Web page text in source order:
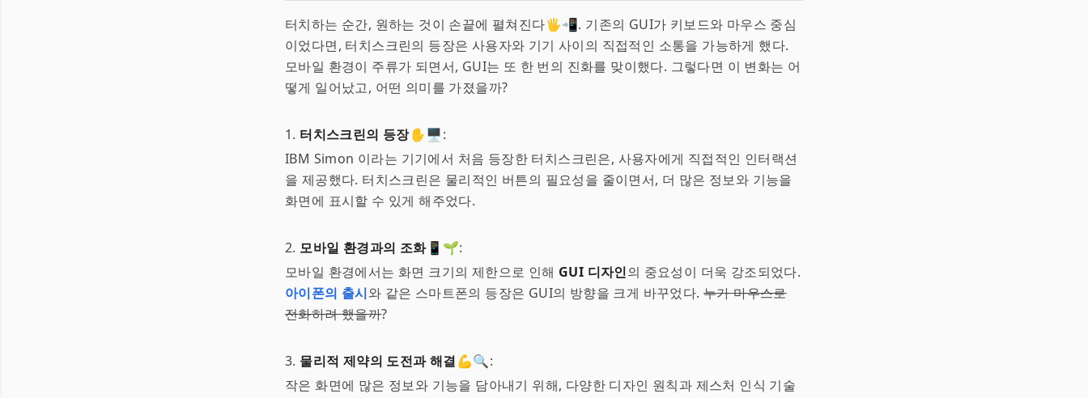
터치하는 순간, 원하는 것이 손끝에 펼쳐진다🖐️📲. 기존의 GUI가 키보드와 마우스 중심
이었다면, 터치스크린의 등장은 사용자와 기기 사이의 직접적인 소통을 가능하게 했다.
모바일 환경이 주류가 되면서, GUI는 또 한 번의 진화를 맞이했다. 그렇다면 이 변화는 어
떻게 일어났고, 어떤 의미를 가졌을까?
1. 터치스크린의 등장✋🖥️:
IBM Simon 이라는 기기에서 처음 등장한 터치스크린은, 사용자에게 직접적인 인터랙션
을 제공했다. 터치스크린은 물리적인 버튼의 필요성을 줄이면서, 더 많은 정보와 기능을
화면에 표시할 수 있게 해주었다.
2. 모바일 환경과의 조화📱🌱:
모바일 환경에서는 화면 크기의 제한으로 인해 GUI 디자인의 중요성이 더욱 강조되었다.
아이폰의 출시와 같은 스마트폰의 등장은 GUI의 방향을 크게 바꾸었다.누가 마우스로
전화하려 했을까?
3. 물리적 제약의 도전과 해결💪🔍 :
작은 화면에 많은 정보와 기능을 담아내기 위해, 다양한 디자인 원칙과 제스처 인식 기술